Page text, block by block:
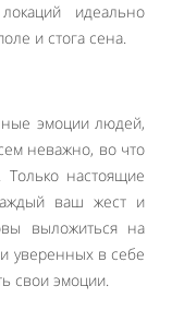
идеально
и стога сена.
эмоции людей,
неважно, во что
настоящие
ваш жест и
выложиться на
уверенных в себе
свои эмоции.